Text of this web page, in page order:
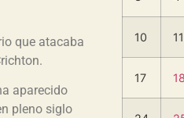
que atacaba
aparecido
pleno siglo
10 11
17 18